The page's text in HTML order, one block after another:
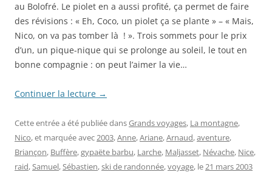
au Bolofré. Le piolet en a aussi profité, ça permet de faire
des révisions : « Eh, Coco, un piolet ça se plante » – « Mais,
Nico, on va pas tomber là ! ». Trois sommets pour le prix
d’un, un pique-nique qui se prolonge au soleil, le tout en
bonne compagnie : on peut l’aimer la vie…
Continuer la lecture →
Cette entrée a été publiée dansGrands voyages, La montagne,
Nico, et marquée avec2003,Anne,Ariane,Arnaud,aventure,
Briançon, Buffère,gypaëte barbu, Larche, Maljasset, Névache, Nice,
raid,Samuel,Sébastien,ski de randonnée,voyage, le21 mars 2003